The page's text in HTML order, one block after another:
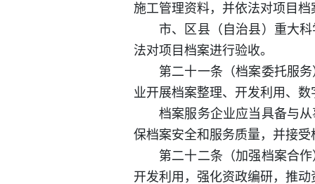
施工管理资料，并依法对项目档
市、区县（自治县）重大
法对项目档案进行验收。
第二十一条（档案委托服
业开展档案整理、开发利用、
档案服务企业应当具备与
保档案安全和服务质量，并接受
第二十二条（加强档案合
开发利用，强化资政编研，推动